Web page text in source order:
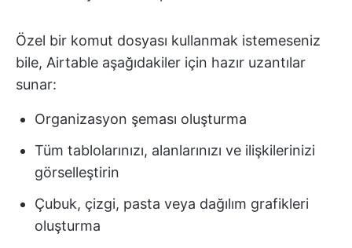
Özel bir komut dosyası kullanmak istemeseniz
bile, Airtable aşağıdakiler için hazır uzantılar
sunar:
Organizasyon şeması oluşturma
Tüm tablolarınızı, alanlarınızı ve ilişkilerinizi
görselleştirin
Çubuk, çizgi, pasta veya dağılım grafikleri
oluşturma